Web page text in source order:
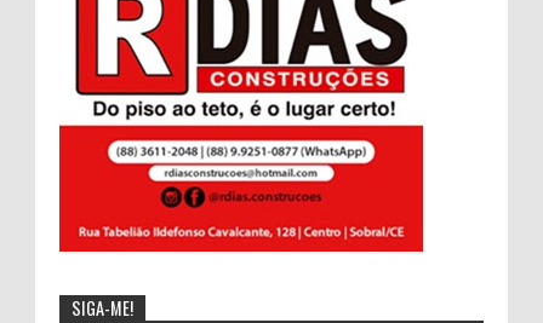
SIGA-ME!